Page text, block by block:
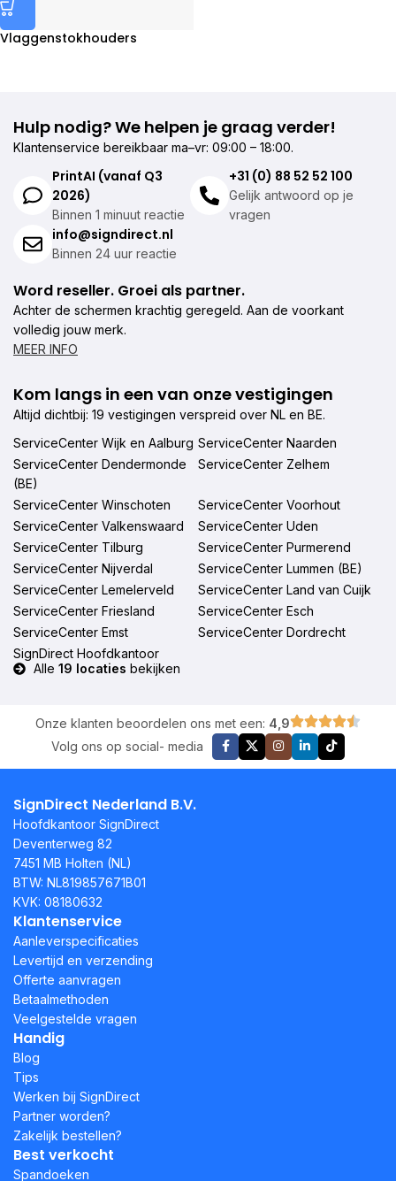
Vlaggenstokhouders
Hulp nodig? We helpen je graag verder!
Klantenservice bereikbaar ma–vr: 09:00 – 18:00.
PrintAI (vanaf Q3
2026)
Binnen 1 minuut reactie
+31 (0) 88 52 52 100
Gelijk antwoord op je
vragen
info@signdirect.nl
Binnen 24 uur reactie
Word reseller. Groei als partner.
Achter de schermen krachtig geregeld. Aan de voorkant
volledig jouw merk.
MEER INFO
Kom langs in een van onze vestigingen
Altijd dichtbij: 19 vestigingen verspreid over NL en BE.
ServiceCenter Wijk en Aalburg ServiceCenter Naarden
ServiceCenter Dendermonde
(BE)
ServiceCenter Zelhem
ServiceCenter Winschoten
ServiceCenter Voorhout
ServiceCenter Valkenswaard
ServiceCenter Uden
ServiceCenter Tilburg
ServiceCenter Purmerend
ServiceCenter Nijverdal
ServiceCenter Lummen (BE)
ServiceCenter Lemelerveld
ServiceCenter Land van Cuijk
ServiceCenter Friesland
ServiceCenter Esch
ServiceCenter Emst
ServiceCenter Dordrecht
SignDirect Hoofdkantoor
Alle 19 locaties bekijken
Onze klanten beoordelen ons met een: 4,9
Volg ons op social- media
SignDirect Nederland B.V.
Hoofdkantoor SignDirect
Deventerweg 82
7451 MB Holten (NL)
BTW: NL819857671B01
KVK: 08180632
Klantenservice
Aanleverspecificaties
Levertijd en verzending
Offerte aanvragen
Betaalmethoden
Veelgestelde vragen
Handig
Blog
Tips
Werken bij SignDirect
Partner worden?
Zakelijk bestellen?
Best verkocht
Spandoeken